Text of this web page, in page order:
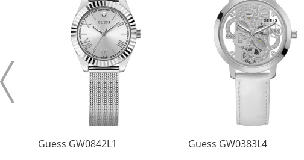
Guess GW0842L1 Guess GW0383L4